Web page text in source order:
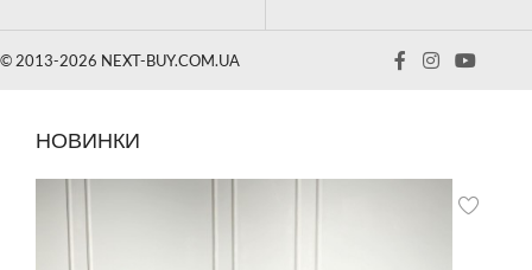
© 2013-2026 NEXT-BUY.COM.UA
НОВИНКИ